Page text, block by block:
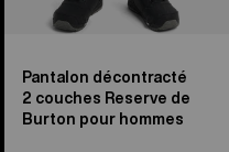
Pantalon décontracté
2 couches Reserve de
Burton pour hommes